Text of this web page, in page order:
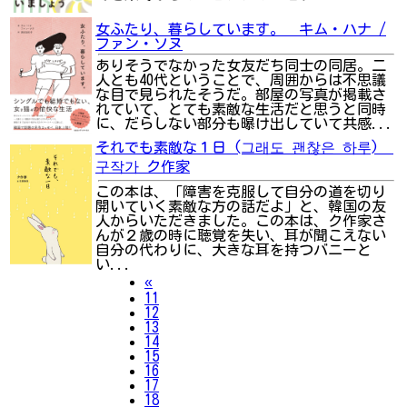
女ふたり、暮らしています。 キム・ハナ /
ファン・ソヌ
ありそうでなかった女友だち同士の同居。二
人とも40代ということで、周囲からは不思議
な目で見られたそうだ。部屋の写真が掲載さ
れていて、とても素敵な生活だと思うと同時
に、だらしない部分も曝け出していて共感...
それでも素敵な１日 (그래도 괜찮은 하루)
구작가 ク作家
この本は、「障害を克服して自分の道を切り
開いていく素敵な方の話だよ」と、韓国の友
人からいただきました。この本は、ク作家さ
んが２歳の時に聴覚を失い、耳が聞こえない
自分の代わりに、大きな耳を持つバニーと
い...
«Previous
11
12
13
14
15
16
17
18